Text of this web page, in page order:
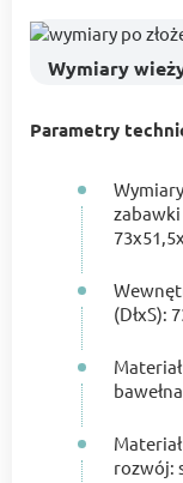
Wymiary
Parametry
zabawki
(DłxS):
rozwój: